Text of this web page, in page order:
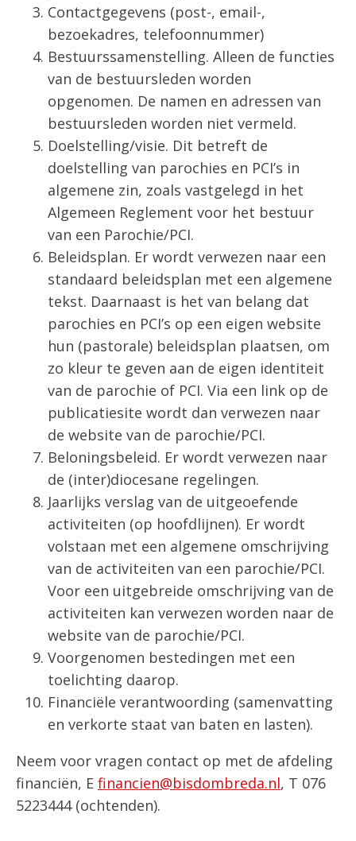
Contactgegevens (post-, email-,
bezoekadres, telefoonnummer)
Bestuurssamenstelling. Alleen de functies
van de bestuursleden worden
opgenomen. De namen en adressen van
bestuursleden worden niet vermeld.
Doelstelling/visie. Dit betreft de
doelstelling van parochies en PCI’s in
algemene zin, zoals vastgelegd in het
Algemeen Reglement voor het bestuur
van een Parochie/PCI.
Beleidsplan. Er wordt verwezen naar een
standaard beleidsplan met een algemene
tekst. Daarnaast is het van belang dat
parochies en PCI’s op een eigen website
hun (pastorale) beleidsplan plaatsen, om
zo kleur te geven aan de eigen identiteit
van de parochie of PCI. Via een link op de
publicatiesite wordt dan verwezen naar
de website van de parochie/PCI.
Beloningsbeleid. Er wordt verwezen naar
de (inter)diocesane regelingen.
Jaarlijks verslag van de uitgeoefende
activiteiten (op hoofdlijnen). Er wordt
volstaan met een algemene omschrijving
van de activiteiten van een parochie/PCI.
Voor een uitgebreide omschrijving van de
activiteiten kan verwezen worden naar de
website van de parochie/PCI.
Voorgenomen bestedingen met een
toelichting daarop.
Financiële verantwoording (samenvatting
en verkorte staat van baten en lasten).
Neem voor vragen contact op met de afdeling
financiën, E financien@bisdombreda.nl, T 076
5223444 (ochtenden).